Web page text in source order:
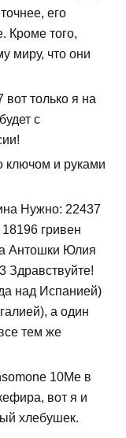
его
Кроме того,
миру, что они
вот только я на
с
ключом и руками
Нужно: 22437
гривен
Антошки Юлия
Здравствуйте!
над Испанией)
а один
тем же
10Me в
вот я и
хлебушек.